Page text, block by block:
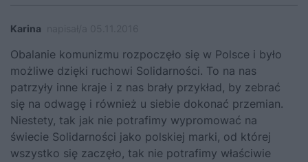
Karina
Obalanie komunizmu rozpoczęło się w Polsce i było
możliwe dzięki ruchowi Solidarności. To na nas
patrzyły inne kraje i z nas brały przykład, by zebrać
się na odwagę i również u siebie dokonać przemian.
Niestety, tak jak nie potrafimy wypromować na
świecie Solidarności jako polskiej marki, od której
wszystko się zaczęło, tak nie potrafimy właściwie